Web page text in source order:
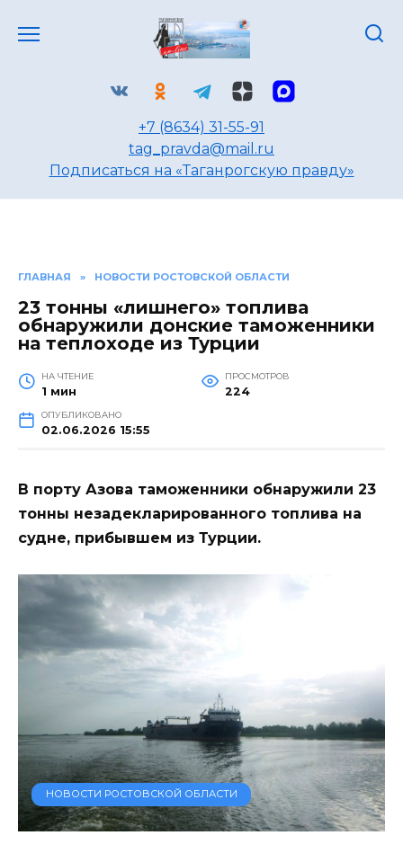
+7 (8634) 31-55-91
tag_pravda@mail.ru
Подписаться на «Таганрогскую правду»
ГЛАВНАЯ » НОВОСТИ РОСТОВСКОЙ ОБЛАСТИ
23 тонны «лишнего» топлива
обнаружили донские таможенники
на теплоходе из Турции
НА ЧТЕНИЕ
1 мин
ПРОСМОТРОВ
224
ОПУБЛИКОВАНО
02.06.2026 15:55
В порту Азова таможенники обнаружили 23
тонны незадекларированного топлива на
судне, прибывшем из Турции.
НОВОСТИ РОСТОВСКОЙ ОБЛАСТИ